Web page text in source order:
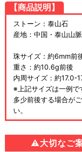
【商品説明】
ストーン：泰山石
産地：中国・泰山山
珠サイズ：約6mm前
重さ：約10.6g前後
内周サイズ：約17.0-
※上記サイズは一例で
多少前後する場合が
い。
⚠大切なご